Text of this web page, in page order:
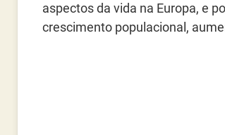
aspectos da vida na Europa, e
crescimento populacional,